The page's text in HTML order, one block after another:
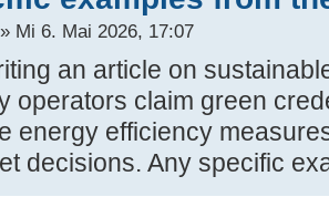
» Mi 6. Mai 2026, 17:07
an article on
operators claim green
energy efficiency
decisions. Any specific